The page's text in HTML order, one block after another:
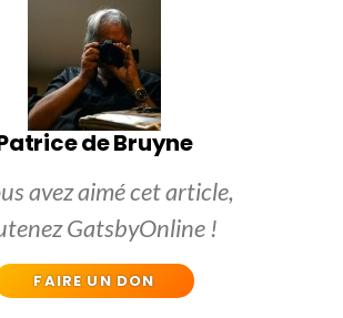
de Bruyne
avez aimé cet article,
GatsbyOnline !
FAIRE UN DON